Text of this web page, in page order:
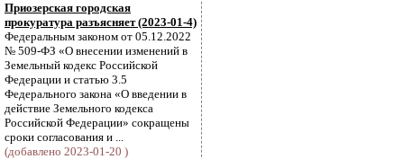
Приозерская городская
прокуратура разъясняет (2023-01-4)
Федеральным законом от 05.12.2022
№ 509-ФЗ «О внесении изменений в
Земельный кодекс Российской
Федерации и статью 3.5
Федерального закона «О введении в
действие Земельного кодекса
Российской Федерации» сокращены
сроки согласования и ...
(добавлено 2023-01-20 )